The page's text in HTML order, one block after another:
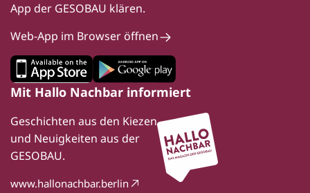
App der GESOBAU klären.
Web-App im Browser öffnen
Mit Hallo Nachbar informiert
Geschichten aus den Kiezen
und Neuigkeiten aus der
GESOBAU.
www.hallonachbar.berlin